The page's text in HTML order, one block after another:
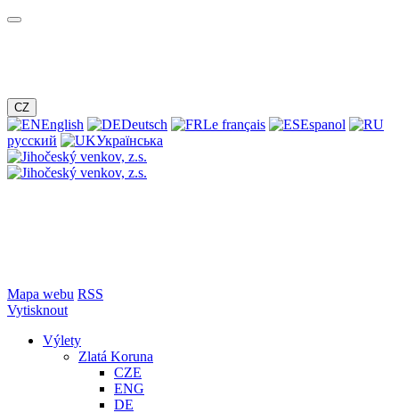
CZ
English Deutsch Le français
Espanol
русский
Українська
Mapa webu RSS
Vytisknout
Výlety
Zlatá Koruna
CZE
ENG
DE